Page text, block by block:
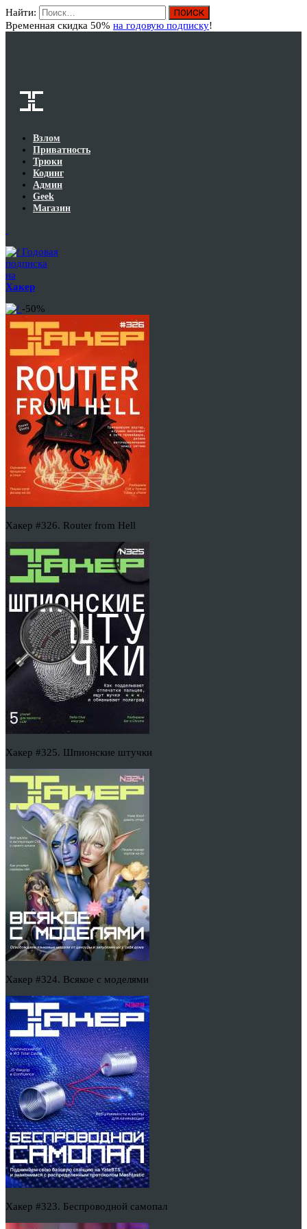
Найти:
Временная скидка 50% на годовую подписку!
Взлом
Приватность
Трюки
Кодинг
Админ
Geek
Магазин
Годовая
подписка
на
Хакер
-50%
Хакер #326. Router from Hell
Хакер #325. Шпионские штучки
Хакер #324. Всякое с моделями
Хакер #323. Беспроводной самопал